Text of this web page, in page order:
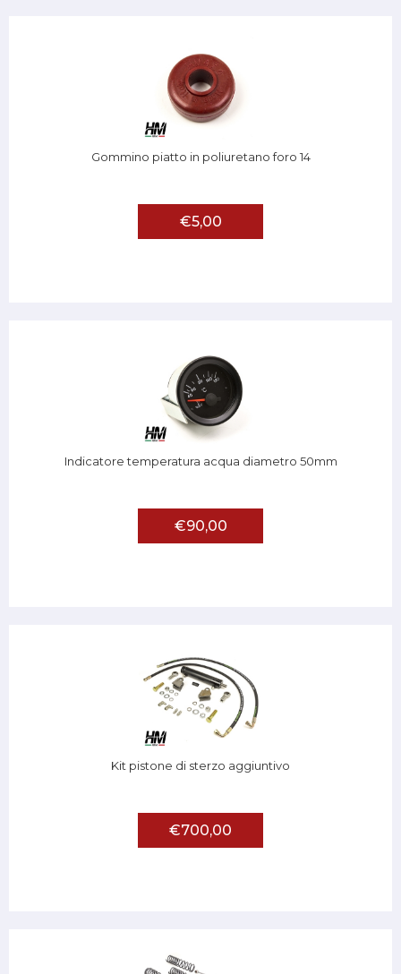
Gommino piatto in poliuretano foro 14
€5,00
Indicatore temperatura acqua diametro 50mm
€90,00
Kit pistone di sterzo aggiuntivo
€700,00